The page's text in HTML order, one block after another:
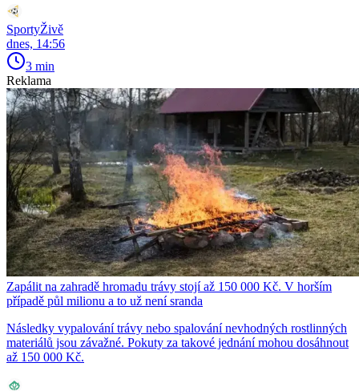
SportyŽivě
dnes, 14:56
3 min
Reklama
Zapálit na zahradě hromadu trávy stojí až 150 000 Kč. V horším
případě půl milionu a to už není sranda
Následky vypalování trávy nebo spalování nevhodných rostlinných
materiálů jsou závažné. Pokuty za takové jednání mohou dosáhnout
až 150 000 Kč.